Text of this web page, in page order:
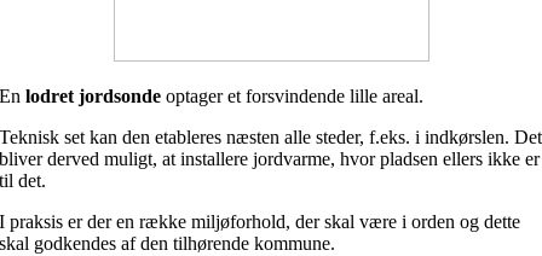
Enlodret jordsonde optager et forsvindende lille areal.
Teknisk set kan den etableres næsten alle steder, f.eks. i indkørslen. Det
bliver derved muligt, at installere jordvarme, hvor pladsen ellers ikke er
til det.
I praksis er der en række miljøforhold, der skal være i orden og dette
skal godkendes af den tilhørende kommune.